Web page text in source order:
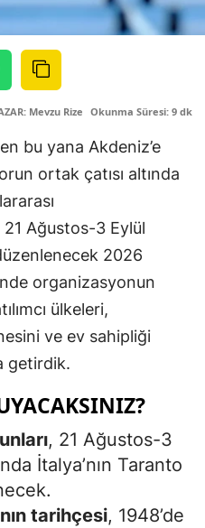
Mevzu Rize Okunma Süresi: 9 dk
bu yana Akdeniz’e
ortak çatısı altında
Ağustos-3 Eylül
2026
organizasyonun
ülkeleri,
ve ev sahipliği
getirdik.
, 21 Ağustos-3
İtalya’nın Taranto
tarihçesi, 1948’de